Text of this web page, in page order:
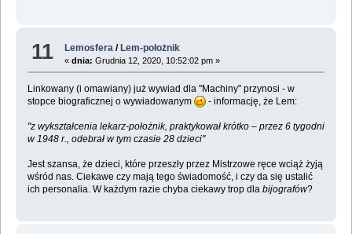
11 Lemosfera /Lem-położnik
«dnia: Grudnia 12, 2020, 10:52:02 pm »
Linkowany (i omawiany) już wywiad dla "Machiny" przynosi - w
stopce biograficznej o wywiadowanym
- informację, że Lem:
"z wykształcenia lekarz-położnik, praktykował krótko – przez 6 tygodni
w 1948 r., odebrał w tym czasie 28 dzieci"
Jest szansa, że dzieci, które przeszły przez Mistrzowe ręce wciąż żyją
wśród nas. Ciekawe czy mają tego świadomość, i czy da się ustalić
ich personalia. W każdym razie chyba ciekawy trop dla bijografów?